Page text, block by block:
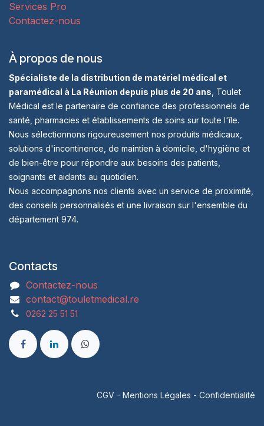
Services Pro
Contactez-nous
À propos de nous
Spécialiste de la distribution de matériel médical et
paramédical à La Réunion depuis plus de 20 ans , Toulet
Médical est le partenaire de confiance des professionnels de
santé, pharmacies et établissements de soins sur toute l'île.
Nous sélectionnons rigoureusement nos produits médicaux,
solutions d'incontinence, de maintien à domicile, d'hygiène et
de bien-être pour répondre aux besoins des patients,
soignants et aidants au quotidien.
Nous accompagnons nos clients avec un service de proximité,
des conseils personnalisés et une livraison sur l'ensemble du
département 974.
Contacts
Contactez-nous
contact@touletmedical.re
0262 25 51 51
CGV - Mentions Légales - Confidentialité